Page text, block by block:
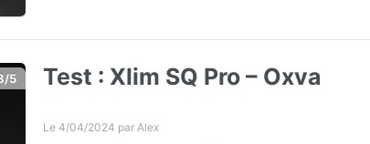
5 Test : Xlim SQ Pro – Oxva
Le 4/04/2024 parAlex